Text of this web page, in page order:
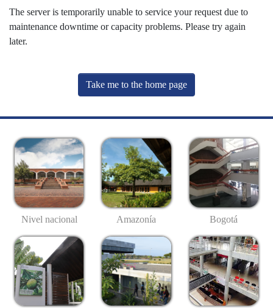
The server is temporarily unable to service your request due to
maintenance downtime or capacity problems. Please try again
later.
Take me to the home page
Nivel nacional Amazonía Bogotá